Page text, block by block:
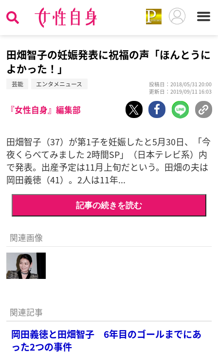
田畑智子の妊娠発表に祝福の声「ほんとうに
よかった！」
芸能 エンタメニュース
投稿日：2018/05/31 20:00
更新日：2019/09/11 16:03
『女性自身』編集部
田畑智子（37）が第1子を妊娠したと5月30日、「今
夜くらべてみました 2時間SP」（日本テレビ系）内
で発表。出産予定は11月上旬だという。田畑の夫は
岡田義徳（41）。2人は11年...
記事の続きを読む
関連画像
関連記事
岡田義徳と田畑智子 6年目のゴールまでにあ
った2つの事件